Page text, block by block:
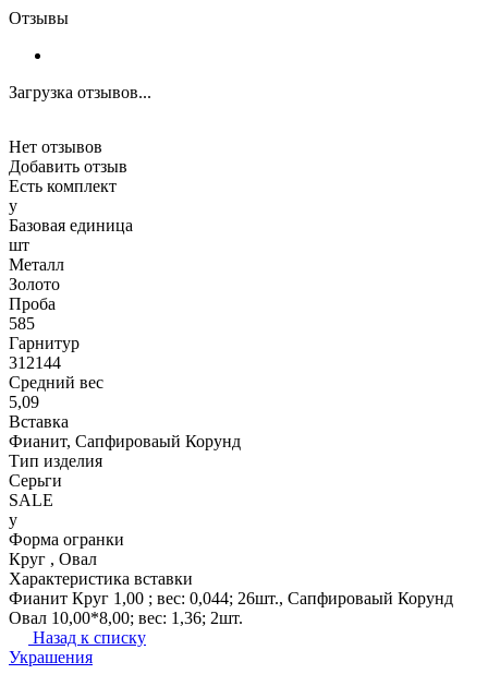
Отзывы
Загрузка отзывов...
Нет отзывов
Добавить отзыв
Есть комплект
y
Базовая единица
шт
Металл
Золото
Проба
585
Гарнитур
312144
Средний вес
5,09
Вставка
Фианит, Сапфироваый Корунд
Тип изделия
Серьги
SALE
y
Форма огранки
Круг , Овал
Характеристика вставки
Фианит Круг 1,00 ; вес: 0,044; 26шт., Сапфироваый Корунд
Овал 10,00*8,00; вес: 1,36; 2шт.
Назад к списку
Украшения